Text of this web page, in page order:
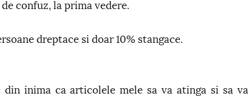
confuz, la prima vedere.
dreptace si doar 10% stangace.
inima ca articolele mele sa va atinga si sa va